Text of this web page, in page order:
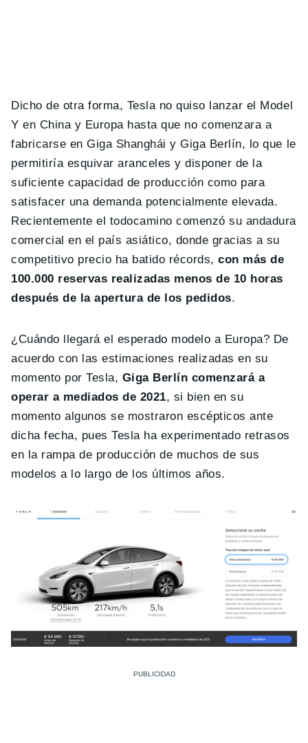
Dicho de otra forma, Tesla no quiso lanzar el Model
Y en China y Europa hasta que no comenzara a
fabricarse en Giga Shanghái y Giga Berlín, lo que le
permitiría esquivar aranceles y disponer de la
suficiente capacidad de producción como para
satisfacer una demanda potencialmente elevada.
Recientemente el todocamino comenzó su andadura
comercial en el país asiático, donde gracias a su
competitivo precio ha batido récords,con más de
100.000 reservas realizadas menos de 10 horas
después de la apertura de los pedidos.
¿Cuándo llegará el esperado modelo a Europa? De
acuerdo con las estimaciones realizadas en su
momento por Tesla, Giga Berlín comenzará a
operar a mediados de 2021, si bien en su
momento algunos se mostraron escépticos ante
dicha fecha, pues Tesla ha experimentado retrasos
en la rampa de producción de muchos de sus
modelos a lo largo de los últimos años.